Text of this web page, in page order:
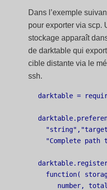
Dans l’exemple
pour exporter via scp.
stockage apparaît
de darktable qui
cible distante via le
ssh.
darktable =
"Complete path
function(
number,